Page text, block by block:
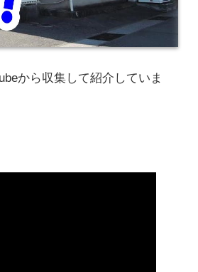
から収集して紹介していま